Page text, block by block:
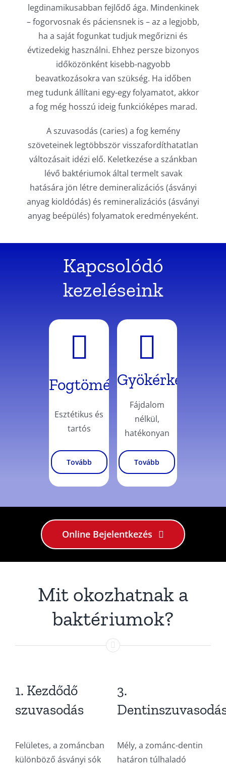
legdinamikusabban fejlődő ága. Mindenkinek
– fogorvosnak és páciensnek is – az a legjobb,
ha a saját fogunkat tudjuk megőrizni és
évtizedekig használni. Ehhez persze bizonyos
időközönként kisebb-nagyobb
beavatkozásokra van szükség. Ha időben
meg tudunk állítani egy-egy folyamatot, akkor
a fog még hosszú ideig funkcióképes marad.
A szuvasodás (caries) a fog kemény
szöveteinek legtöbbször visszafordíthatatlan
változásait idézi elő. Keletkezése a szánkban
lévő baktériumok által termelt savak
hatására jön létre demineralizációs (ásványi
anyag kioldódás) és remineralizációs (ásványi
anyag beépülés) folyamatok eredményeként.
Kapcsolódó
kezeléseink
Fogtömés
Esztétikus és
tartós
Tovább
Gyökérkezelés
Fájdalom
nélkül,
hatékonyan
Tovább
Online Bejelentkezés
Mit okozhatnak a
baktériumok?
1. Kezdődő
szuvasodás
Felületes, a zománcban
különböző ásványi sók
3.
Mély, a zománc-dentin
határon túlhaladó